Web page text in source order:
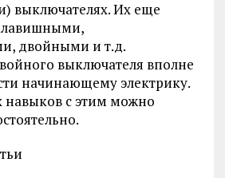
выключателях. Их еще
двойными и т.д.
выключателя вполне
начинающему электрику.
навыков с этим можно